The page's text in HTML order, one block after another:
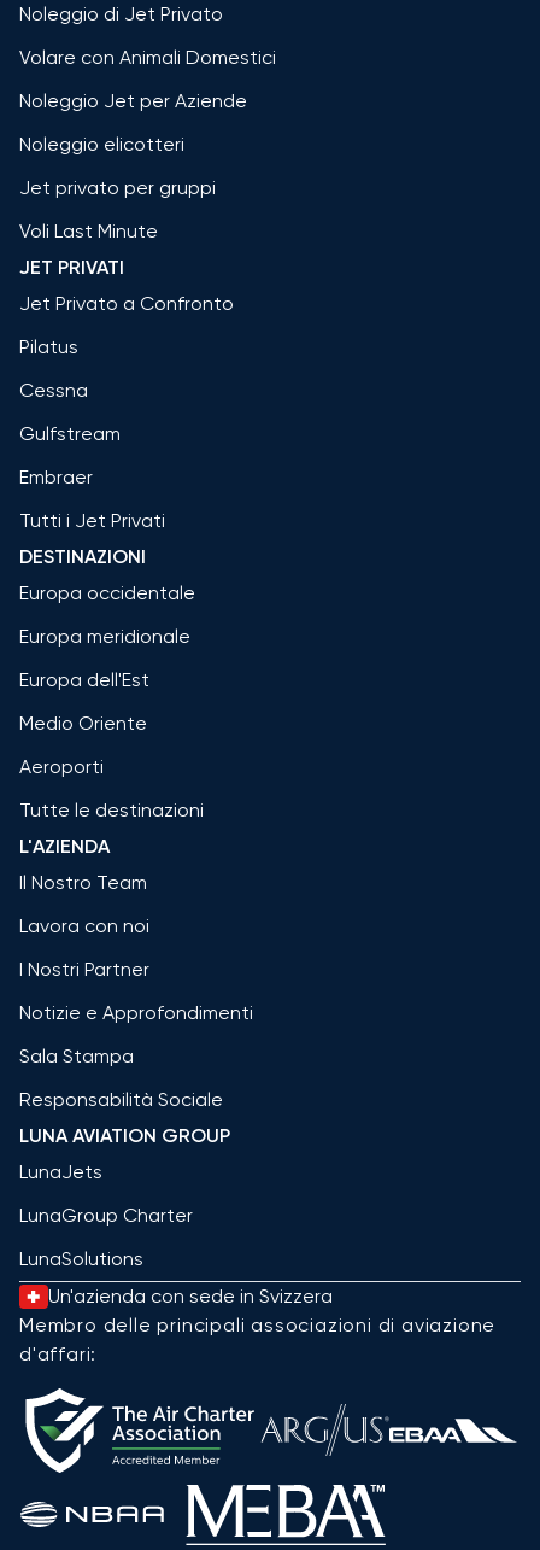
Noleggio di Jet Privato
Volare con Animali Domestici
Noleggio Jet per Aziende
Noleggio elicotteri
Jet privato per gruppi
Voli Last Minute
JET PRIVATI
Jet Privato a Confronto
Pilatus
Cessna
Gulfstream
Embraer
Tutti i Jet Privati
DESTINAZIONI
Europa occidentale
Europa meridionale
Europa dell'Est
Medio Oriente
Aeroporti
Tutte le destinazioni
L'AZIENDA
Il Nostro Team
Lavora con noi
I Nostri Partner
Notizie e Approfondimenti
Sala Stampa
Responsabilità Sociale
LUNA AVIATION GROUP
LunaJets
LunaGroup Charter
LunaSolutions
Un'azienda con sede in Svizzera
Membro delle principali associazioni di aviazione
d'affari: